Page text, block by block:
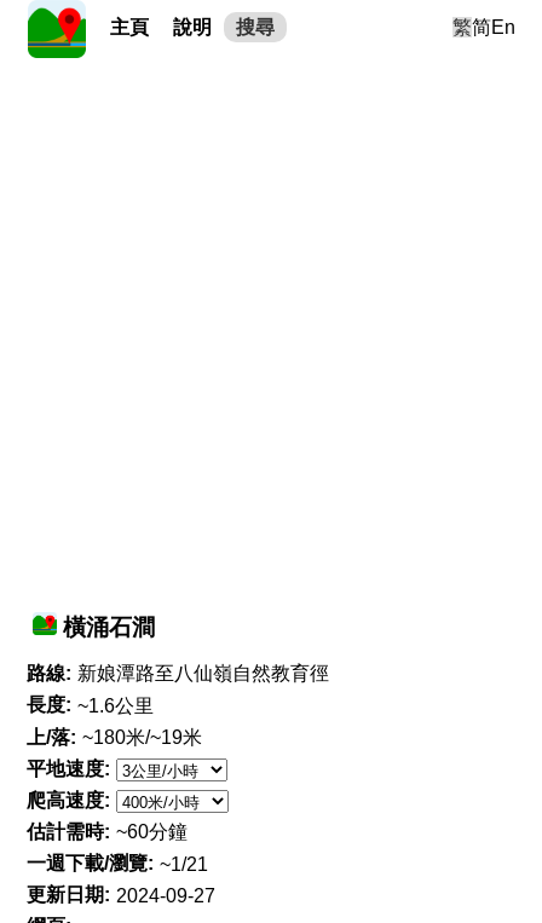
主頁 說明 搜尋 繁简En
橫涌石澗
路線: 新娘潭路至八仙嶺自然教育徑
長度: ~1.6公里
上/落: ~180米/~19米
平地速度:
爬高速度:
估計需時: ~60分鐘
一週下載/瀏覽: ~1/21
更新日期: 2024-09-27